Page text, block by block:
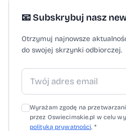
📧 Subskrybuj nasz
Otrzymuj najnowsze
do swojej skrzynki odbiorczej.
Wyrażam zgodę na
przez Oswiecimskie.pl w celu
polityką prywatności. *